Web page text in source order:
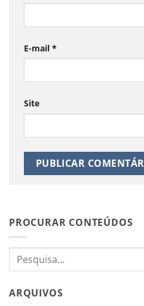
E-mail *
Site
PROCURAR CONTEÚDOS
ARQUIVOS